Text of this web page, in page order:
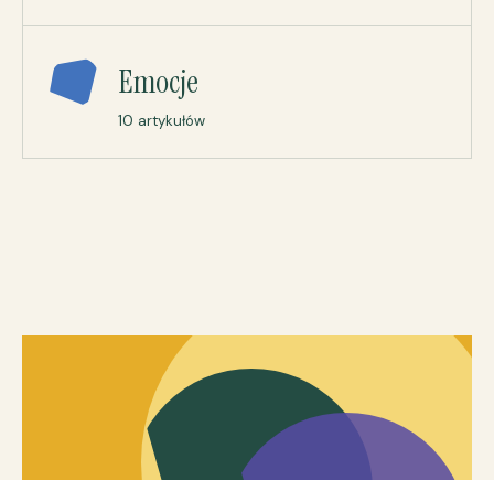
Emocje
10 artykułów